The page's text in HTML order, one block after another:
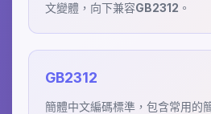
文變體，向下兼容GB2312。
GB2312
簡體中文編碼標準，包含常用的